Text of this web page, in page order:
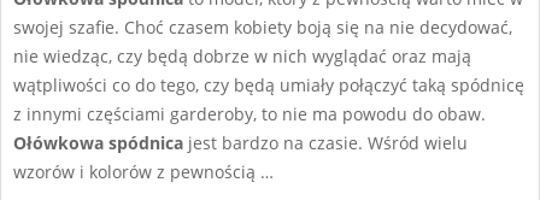
swojej szafie. Choć czasem kobiety boją się na nie decydować,
nie wiedząc, czy będą dobrze w nich wyglądać oraz mają
wątpliwości co do tego, czy będą umiały połączyć taką spódnicę
z innymi częściami garderoby, to nie ma powodu do obaw.
Ołówkowa spódnica jest bardzo na czasie. Wśród wielu
wzorów i kolorów z pewnością …